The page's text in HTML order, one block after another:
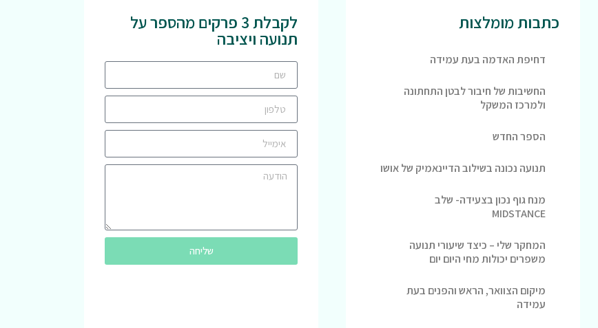
כתבות מומלצות
דחיפת האדמה בעת עמידה
החשיבות של חיבור לבטן התחתונה
ולמרכז המשקל
הספר החדש
תנועה נכונה בשילוב הדיינאמיק של אושו
מנח גוף נכון בצעידה- שלב
MIDSTANCE
המחקר שלי – כיצד שיעורי תנועה
משפרים יכולות מחי היום יום
מיקום הצוואר, הראש והפנים בעת
עמידה
לקבלת 3 פרקים מהספר על
תנועה ויציבה
שליחה